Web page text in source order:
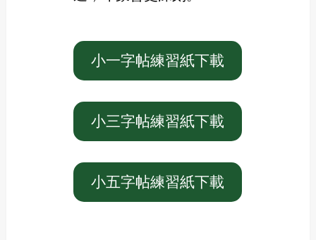
小一字帖練習紙下載
小三字帖練習紙下載
小五字帖練習紙下載